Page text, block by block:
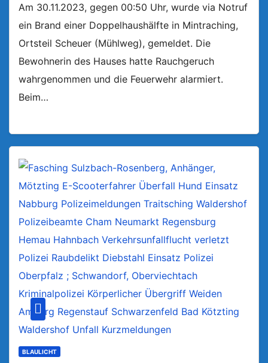
Am 30.11.2023, gegen 00:50 Uhr, wurde via Notruf
ein Brand einer Doppelhaushälfte in Mintraching,
Ortsteil Scheuer (Mühlweg), gemeldet. Die
Bewohnerin des Hauses hatte Rauchgeruch
wahrgenommen und die Feuerwehr alarmiert.
Beim…
BLAULICHT